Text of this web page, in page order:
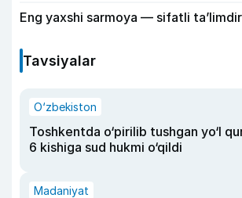
Eng yaxshi sarmoya — sifatli ta’limdir
Tavsiyalar
O‘zbekiston
Toshkentda o‘pirilib tushgan yo‘l
6 kishiga sud hukmi o‘qildi
Madaniyat